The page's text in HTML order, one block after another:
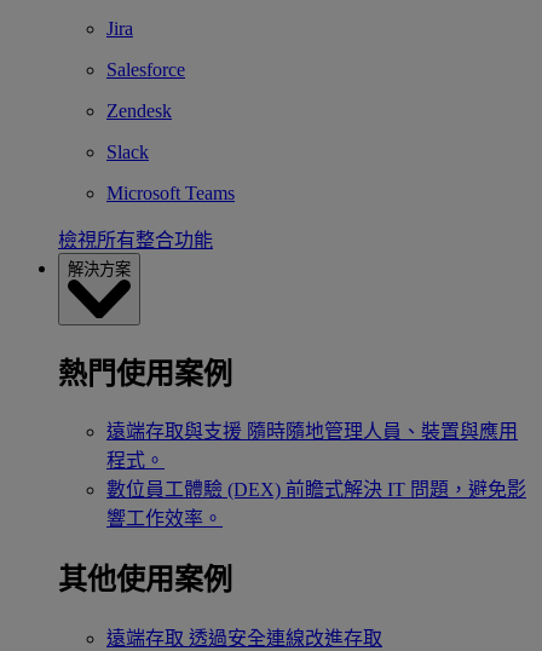
Jira
Salesforce
Zendesk
Slack
Microsoft Teams
檢視所有整合功能
解決方案
熱門使用案例
遠端存取與支援 隨時隨地管理人員、裝置與應用
程式。
數位員工體驗 (DEX) 前瞻式解決 IT 問題，避免影
響工作效率。
其他使用案例
遠端存取 透過安全連線改進存取